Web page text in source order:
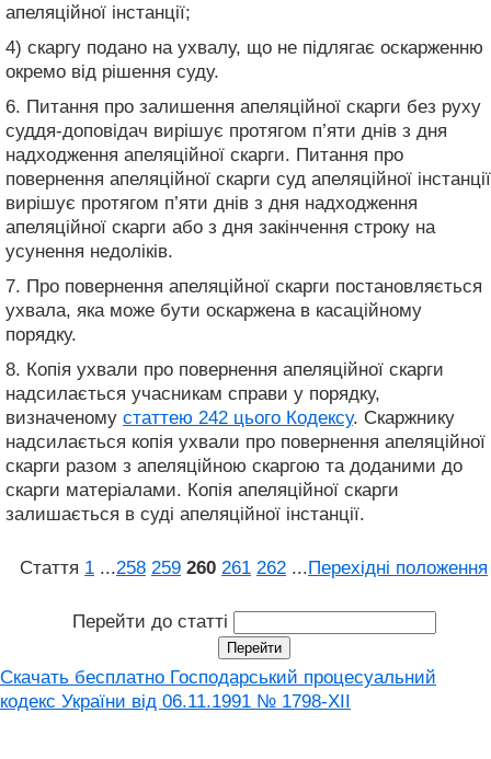
апеляційної інстанції;
4) скаргу подано на ухвалу, що не підлягає оскарженню
окремо від рішення суду.
6. Питання про залишення апеляційної скарги без руху
суддя-доповідач вирішує протягом п’яти днів з дня
надходження апеляційної скарги. Питання про
повернення апеляційної скарги суд апеляційної інстанції
вирішує протягом п’яти днів з дня надходження
апеляційної скарги або з дня закінчення строку на
усунення недоліків.
7. Про повернення апеляційної скарги постановляється
ухвала, яка може бути оскаржена в касаційному
порядку.
8. Копія ухвали про повернення апеляційної скарги
надсилається учасникам справи у порядку,
визначеному статтею 242 цього Кодексу. Скаржнику
надсилається копія ухвали про повернення апеляційної
скарги разом з апеляційною скаргою та доданими до
скарги матеріалами. Копія апеляційної скарги
залишається в суді апеляційної інстанції.
Стаття 1 ...258 259 260 261 262 ...Перехідні положення
Перейти до статті
Скачать бесплатно Господарський процесуальний
кодекс України від 06.11.1991 № 1798-XII